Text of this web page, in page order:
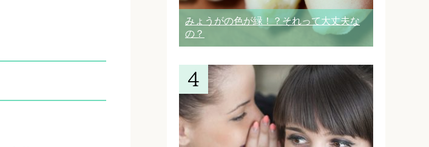
みょうがの色が緑！？それって大丈夫な
の？